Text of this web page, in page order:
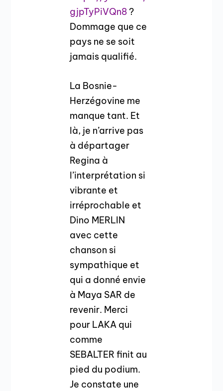
gjpTyPiVQn8 ?
Dommage que ce
pays ne se soit
jamais qualifié.
La Bosnie-
Herzégovine me
manque tant. Et
là, je n’arrive pas
à départager
Regina à
l’interprétation si
vibrante et
irréprochable et
Dino MERLIN
avec cette
chanson si
sympathique et
qui a donné envie
à Maya SAR de
revenir. Merci
pour LAKA qui
comme
SEBALTER finit au
pied du podium.
Je constate une